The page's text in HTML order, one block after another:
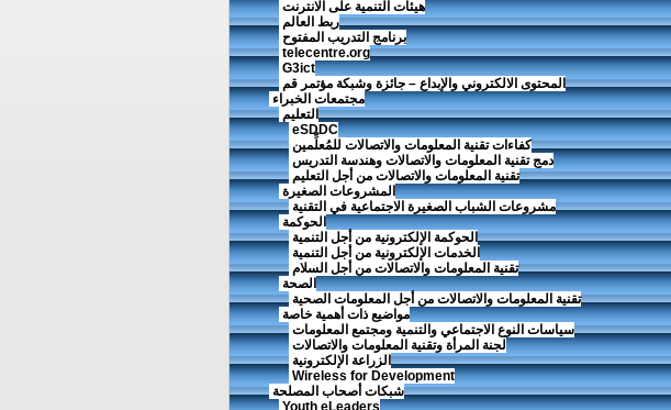
هيئات التنمية على الانترنت
ربط العالم
برنامج التدريب المفتوح
telecentre.org
G3ict
المحتوى الالكتروني والإبداع – جائزة وشبكة مؤتمر قم
مجتمعات الخبراء
التعليم
eSDDC
كفاءات تقنية المعلومات والاتصالات للمُعلِّمين
دمج تقنية المعلومات والاتصالات وهندسة التدريس
تقنية المعلومات والاتصالات من أجل التعليم
المشروعات الصغيرة
مشروعات الشباب الصغيرة الاجتماعية في التقنية
الحوكمة
الحوكمة الإلكترونية من أجل التنمية
الخدمات الإلكترونية من أجل التنمية
تقنية المعلومات والاتصالات من أجل السلام
الصحة
تقنية المعلومات والاتصالات من أجل المعلومات الصحية
مواضيع ذات أهمية خاصة
سياسات النوع الاجتماعي والتنمية ومجتمع المعلومات
لجنة المرأة وتقنية المعلومات والاتصالات
الزراعة الإلكترونية
Wireless for Development
شبكات أصحاب المصلحة
Youth eLeaders